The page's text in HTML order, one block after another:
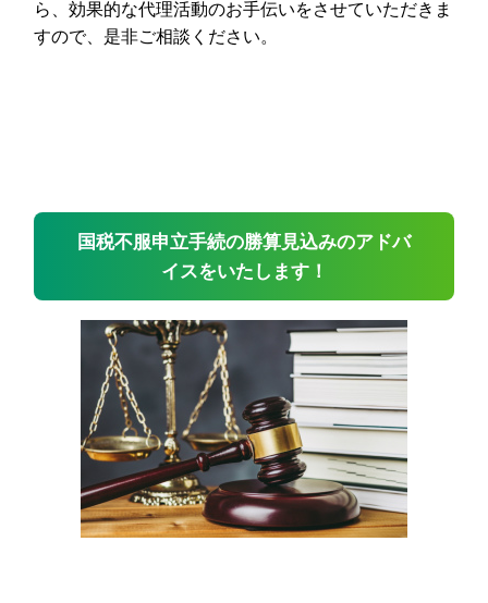
ら、効果的な代理活動のお手伝いをさせていただきま
すので、是非ご相談ください。
国税不服申立手続の勝算見込みのアドバ
イスをいたします！